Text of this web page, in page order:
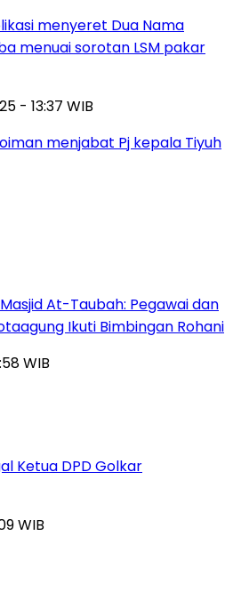
menyeret Dua Nama
menuai sorotan LSM pakar
- 13:37 WIB
menjabat Pj kepala Tiyuh
At-Taubah: Pegawai dan
Ikuti Bimbingan Rohani
WIB
Ketua DPD Golkar
WIB